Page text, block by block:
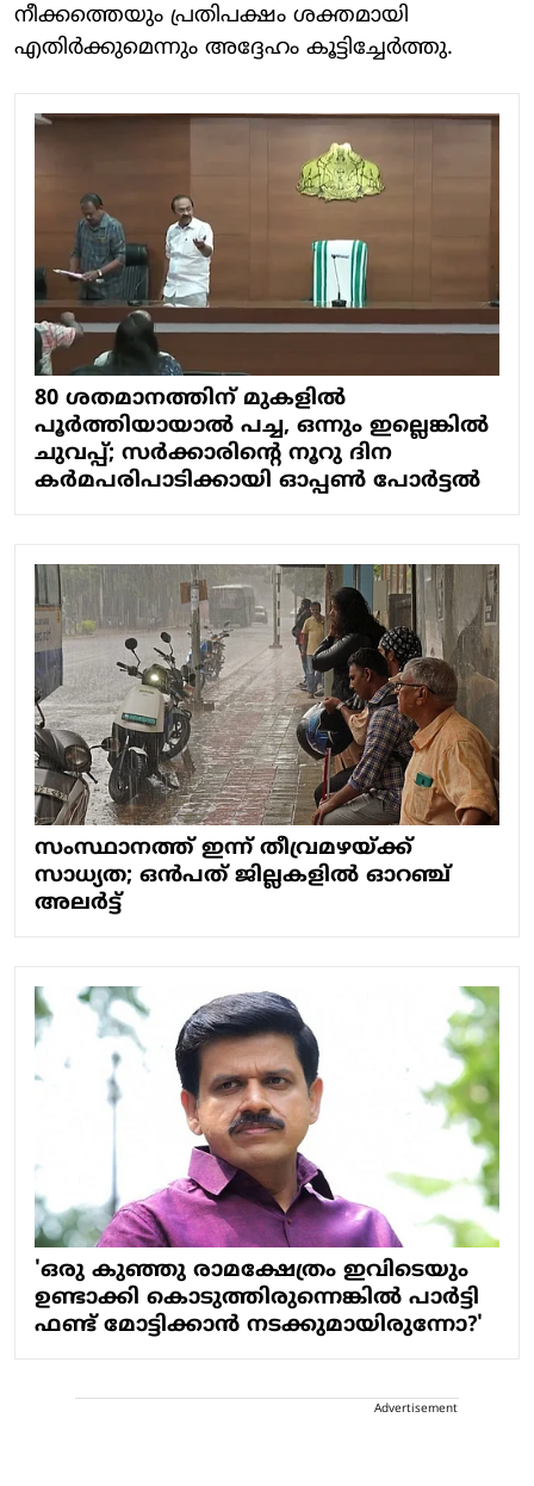
നീക്കത്തെയും പ്രതിപക്ഷം ശക്തമായി
എതിർക്കുമെന്നും അദ്ദേഹം കൂട്ടിച്ചേർത്തു.
80 ശതമാനത്തിന് മുകളിൽ
പൂർത്തിയായാൽ പച്ച, ഒന്നും ഇല്ലെങ്കില്‍
ചുവപ്പ്; സർക്കാരിന്റെ നൂറു ദിന
കര്‍മപരിപാടിക്കായി ഓപ്പണ്‍ പോര്‍ട്ടല്‍
സംസ്ഥാനത്ത് ഇന്ന് തീവ്രമഴയ്ക്ക്
സാധ്യത; ഒന്‍പത് ജില്ലകളില്‍ ഓറഞ്ച്
അലര്‍ട്ട്
'ഒരു കുഞ്ഞു രാമക്ഷേത്രം ഇവിടെയും
ഉണ്ടാക്കി കൊടുത്തിരുന്നെങ്കിൽ പാർട്ടി
ഫണ്ട് മോട്ടിക്കാൻ നടക്കുമായിരുന്നോ?'
Advertisement